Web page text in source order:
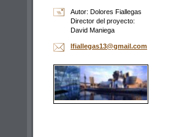
Autor: Dolores Fiallegas
Director del proyecto:
David Maniega
lfiallegas13@gmail.com